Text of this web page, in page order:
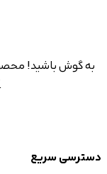
به گوش باشید!
آمد چرا که در حال اضافه شدن به سایت هستند.
دسترسی سریع